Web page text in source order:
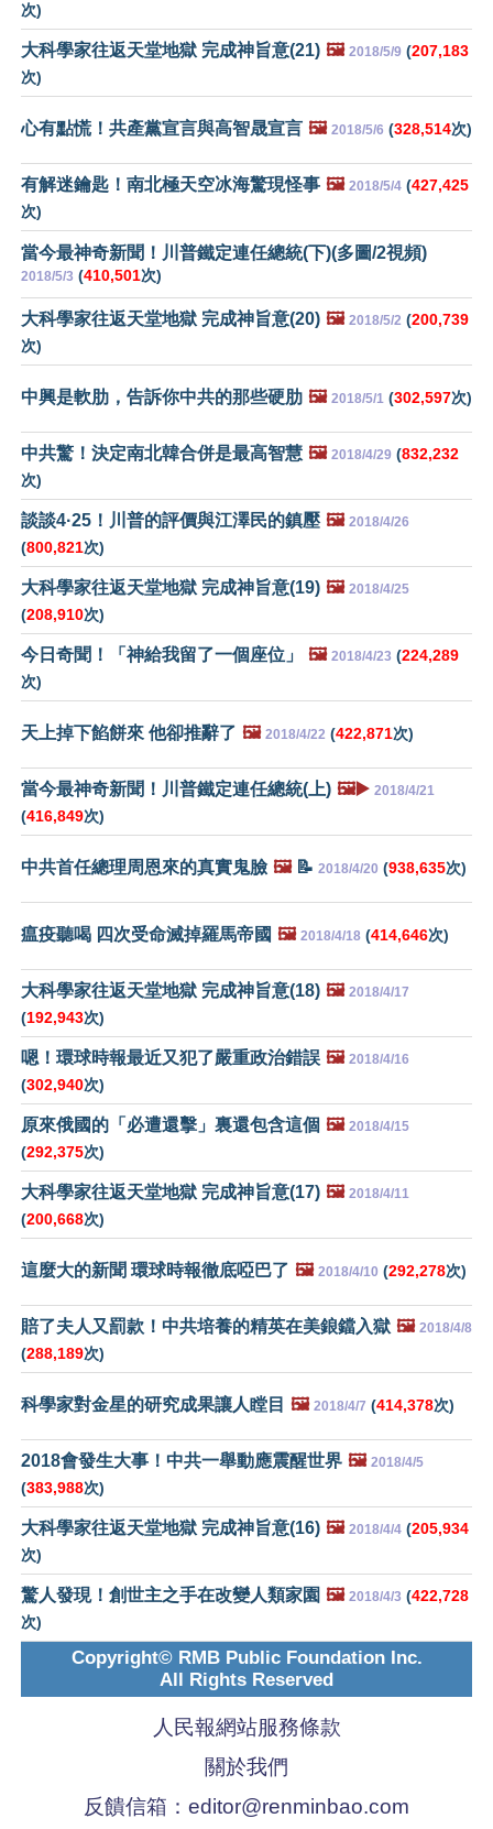
次)
大科學家往返天堂地獄 完成神旨意(21) 🖼️ 2018/5/9 (207,183
次)
心有點慌！共產黨宣言與高智晟宣言 🖼️ 2018/5/6 (328,514次)
有解迷鑰匙！南北極天空冰海驚現怪事 🖼️ 2018/5/4 (427,425
次)
當今最神奇新聞！川普鐵定連任總統(下)(多圖/2視頻)
2018/5/3 (410,501次)
大科學家往返天堂地獄 完成神旨意(20) 🖼️ 2018/5/2 (200,739
次)
中興是軟肋，告訴你中共的那些硬肋 🖼️ 2018/5/1 (302,597次)
中共驚！決定南北韓合併是最高智慧 🖼️ 2018/4/29 (832,232
次)
談談4·25！川普的評價與江澤民的鎮壓 🖼️ 2018/4/26
(800,821次)
大科學家往返天堂地獄 完成神旨意(19) 🖼️ 2018/4/25
(208,910次)
今日奇聞！「神給我留了一個座位」 🖼️ 2018/4/23 (224,289
次)
天上掉下餡餅來 他卻推辭了 🖼️ 2018/4/22 (422,871次)
當今最神奇新聞！川普鐵定連任總統(上) 🖼️▶️ 2018/4/21
(416,849次)
中共首任總理周恩來的真實鬼臉 🖼️📝 2018/4/20 (938,635次)
瘟疫聽喝 四次受命滅掉羅馬帝國 🖼️ 2018/4/18 (414,646次)
大科學家往返天堂地獄 完成神旨意(18) 🖼️ 2018/4/17
(192,943次)
嗯！環球時報最近又犯了嚴重政治錯誤 🖼️ 2018/4/16
(302,940次)
原來俄國的「必遭還擊」裏還包含這個 🖼️ 2018/4/15
(292,375次)
大科學家往返天堂地獄 完成神旨意(17) 🖼️ 2018/4/11
(200,668次)
這麼大的新聞 環球時報徹底啞巴了 🖼️ 2018/4/10 (292,278次)
賠了夫人又罰款！中共培養的精英在美鋃鐺入獄 🖼️ 2018/4/8
(288,189次)
科學家對金星的研究成果讓人瞠目 🖼️ 2018/4/7 (414,378次)
2018會發生大事！中共一舉動應震醒世界 🖼️ 2018/4/5
(383,988次)
大科學家往返天堂地獄 完成神旨意(16) 🖼️ 2018/4/4 (205,934
次)
驚人發現！創世主之手在改變人類家園 🖼️ 2018/4/3 (422,728
次)
Copyright© RMB Public Foundation Inc.
All Rights Reserved
人民報網站服務條款
關於我們
反饋信箱： editor@renminbao.com